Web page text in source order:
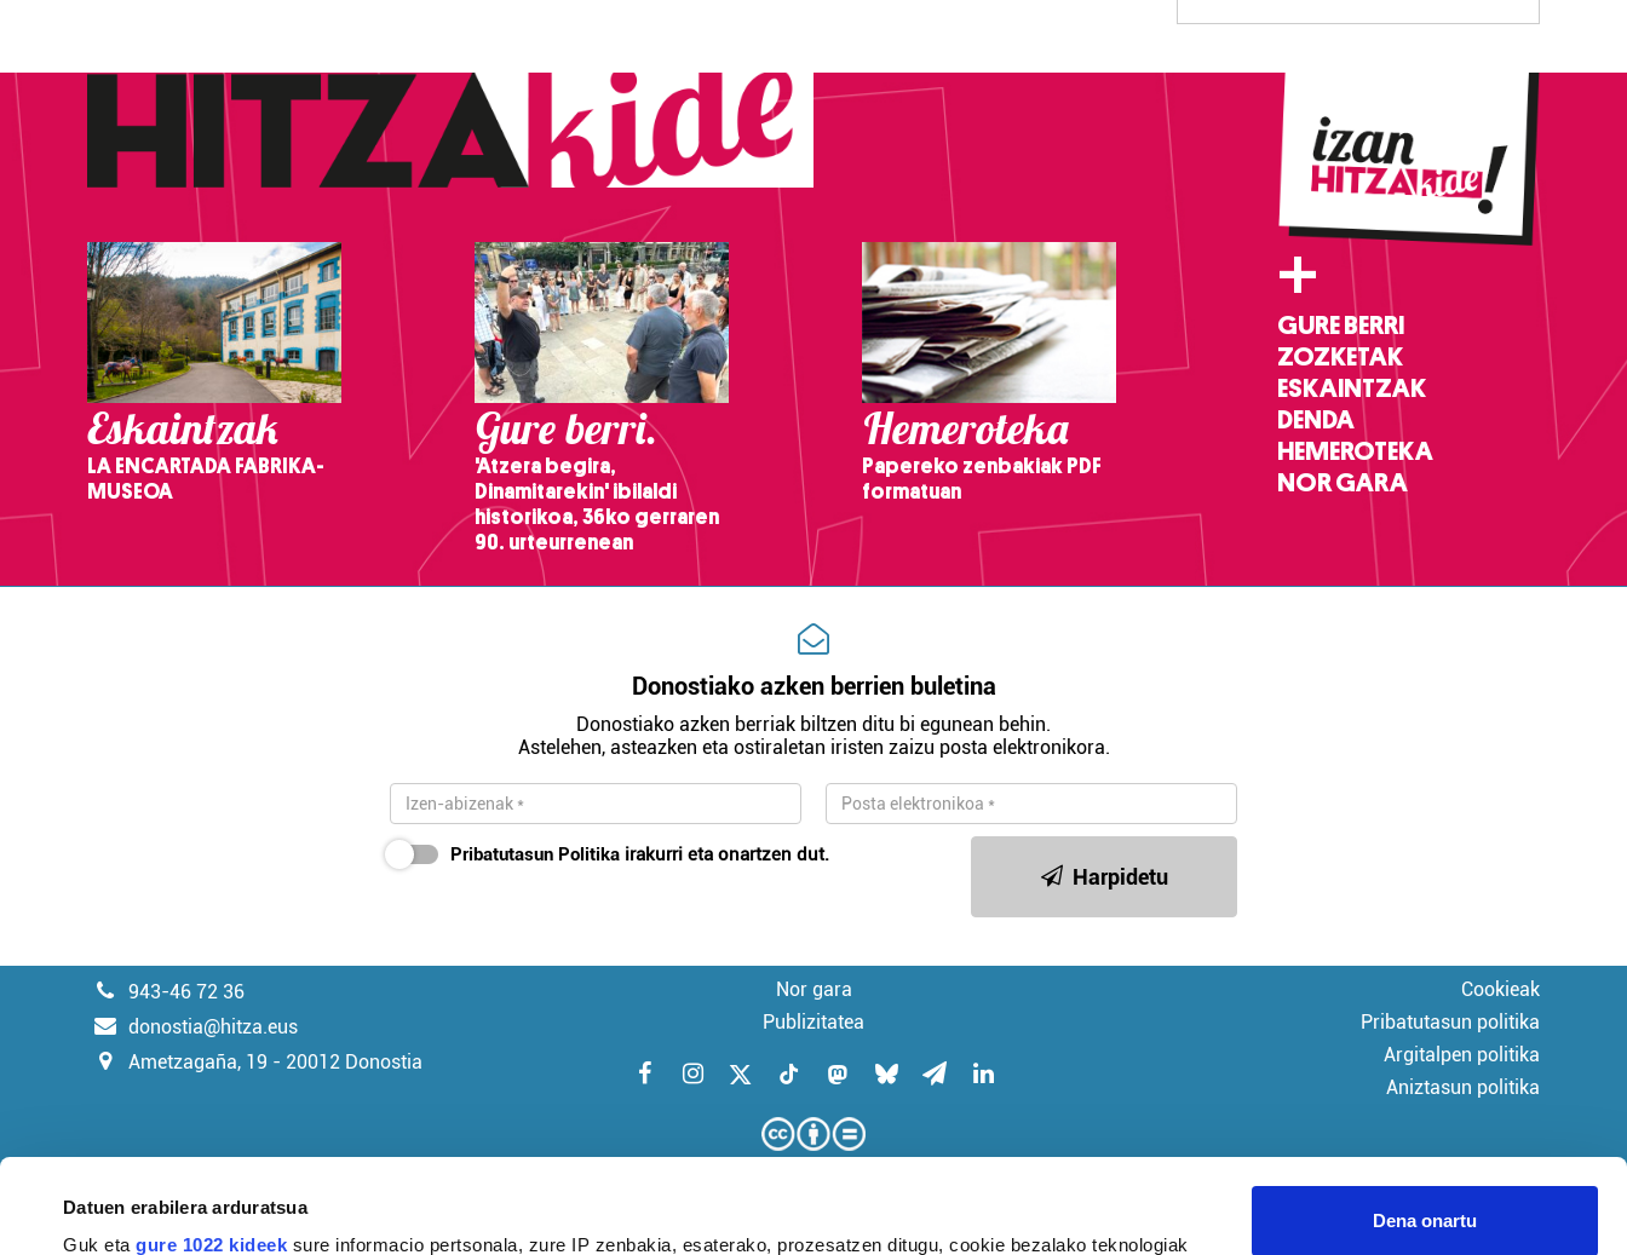
Datuen erabilera arduratsua
Guk etagure 1022 kideek sure informacio pertsonala, zure IP zenbakia, esaterako, prozesatzen ditugu, cookie bezalako teknologiak
Dena onartu
Eskaintzak
LA ENCARTADA FABRIKA-
MUSEOA
Gure berri.
'Atzera begira,
Dinamitarekin' ibilaldi
historikoa, 36ko gerraren
90. urteurrenean
Hemeroteka
Papereko zenbakiak PDF
formatuan
+
GURE BERRI
ZOZKETAK
ESKAINTZAK
DENDA
HEMEROTEKA
NOR GARA
Donostiako azken berrien buletina
Donostiako azken berriak biltzen ditu bi egunean behin.
Astelehen, asteazken eta ostiraletan iristen zaizu posta elektronikora.
Pribatutasun Politika irakurri eta onartzen dut.
Harpidetu
943-46 72 36
donostia@hitza.eus
Ametzagaña, 19 - 20012 Donostia
Nor gara
Publizitatea
Cookieak
Pribatutasun politika
Argitalpen politika
Aniztasun politika